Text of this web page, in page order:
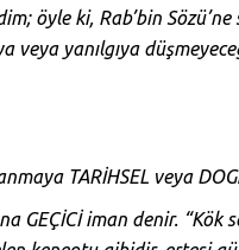
öyle ki, Rab’bin
veya yanılgıya
TARİHSEL veya
iman denir. “Kök